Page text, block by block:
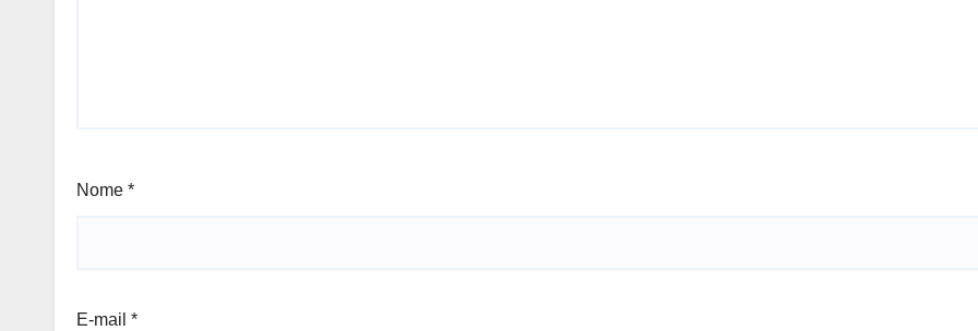
Nome *
E-mail *